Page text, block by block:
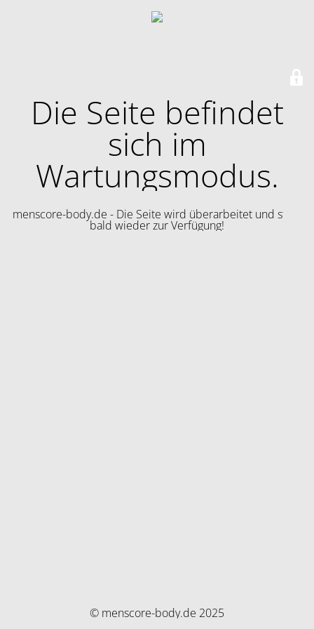
Die Seite befindet
sich im
Wartungsmodus.
menscore-body.de - Die Seite wird überarbeitet und steht
bald wieder zur Verfügung!
© menscore-body.de 2025